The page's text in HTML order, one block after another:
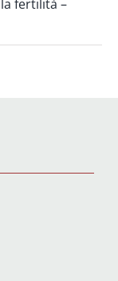
fertilità –